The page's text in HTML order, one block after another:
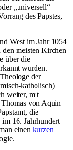
„universell“
des Papstes,
West im Jahr 1054
den meisten Kirchen
über die
wurden.
der
katholisch)
weiter, mit
von Aquin
die
16. Jahrhundert
einen kurzen